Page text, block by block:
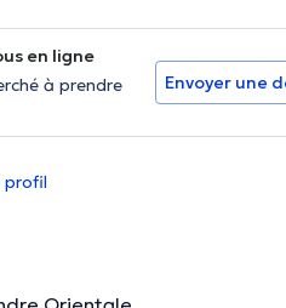
en ligne
à prendre
Envoyer une
profil